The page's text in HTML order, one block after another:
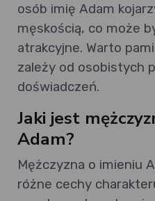
osób imię Adam
męskością, co może
atrakcyjne. Warto
zależy od osobistych
doświadczeń.
Jaki jest
Adam?
Mężczyzna o imieniu
różne cechy